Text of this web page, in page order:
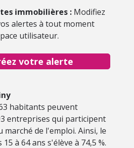
immobilières : Modifiez
alertes à tout moment
utilisateur.
votre alerte
habitants peuvent
entreprises qui participent
marché de l'emploi. Ainsi, le
à 64 ans s'élève à 74,5 %.